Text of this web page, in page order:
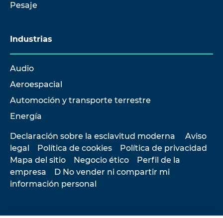
Pesaje
Industrias
Audio
Aeroespacial
Automoción y transporte terrestre
Energía
Declaración sobre la esclavitud moderna
Aviso
legal
Política de cookies
Política de privacidad
Mapa del sitio
Negocio ético
Perfil de la
empresa
D No vender ni compartir mi
información personal